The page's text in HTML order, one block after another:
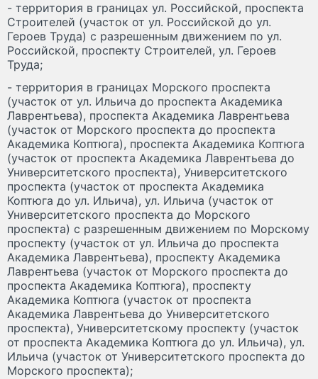
- территория в границах ул. Российской, проспекта
Строителей (участок от ул. Российской до ул.
Героев Труда) с разрешенным движением по ул.
Российской, проспекту Строителей, ул. Героев
Труда;
- территория в границах Морского проспекта
(участок от ул. Ильича до проспекта Академика
Лаврентьева), проспекта Академика Лаврентьева
(участок от Морского проспекта до проспекта
Академика Коптюга), проспекта Академика Коптюга
(участок от проспекта Академика Лаврентьева до
Университетского проспекта), Университетского
проспекта (участок от проспекта Академика
Коптюга до ул. Ильича), ул. Ильича (участок от
Университетского проспекта до Морского
проспекта) с разрешенным движением по Морскому
проспекту (участок от ул. Ильича до проспекта
Академика Лаврентьева), проспекту Академика
Лаврентьева (участок от Морского проспекта до
проспекта Академика Коптюга), проспекту
Академика Коптюга (участок от проспекта
Академика Лаврентьева до Университетского
проспекта), Университетскому проспекту (участок
от проспекта Академика Коптюга до ул. Ильича), ул.
Ильича (участок от Университетского проспекта до
Морского проспекта);